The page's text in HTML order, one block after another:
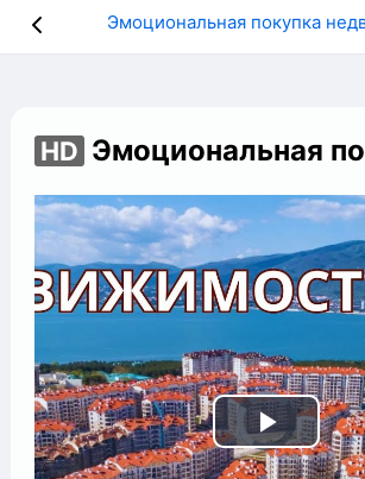
HD Эмоциональная покупка недвижимости,
Play